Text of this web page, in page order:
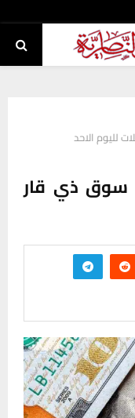
لليوم الاحد
سوق ذي قار